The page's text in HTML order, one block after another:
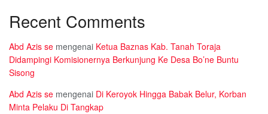
Recent Comments
Abd Azis se mengenai Ketua Baznas Kab. Tanah Toraja
Didampingi Komisionernya Berkunjung Ke Desa Bo’ne Buntu
Sisong
Abd Azis se mengenai Di Keroyok Hingga Babak Belur, Korban
Minta Pelaku Di Tangkap